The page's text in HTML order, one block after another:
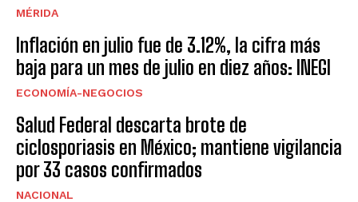
MÉRIDA
Inflación en julio fue de 3.12%, la cifra más
baja para un mes de julio en diez años: INEGI
ECONOMÍA-NEGOCIOS
Salud Federal descarta brote de
ciclosporiasis en México; mantiene vigilancia
por 33 casos confirmados
NACIONAL